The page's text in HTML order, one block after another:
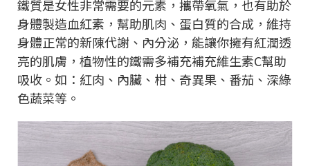
鐵質是女性非常需要的元素，攜帶氧氣，也有助於
身體製造血紅素，幫助肌肉、蛋白質的合成，維持
身體正常的新陳代謝、內分泌，能讓你擁有紅潤透
亮的肌膚，植物性的鐵需多補充補充維生素C幫助
吸收。如：紅肉、內臟、柑、奇異果、番茄、深綠
色蔬菜等。